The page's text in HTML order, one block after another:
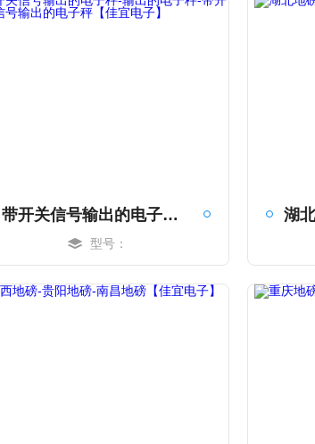
带开关信号输出的电子秤-输出的电子秤-带开关信号输出的电子秤【佳宜电子】
型号：